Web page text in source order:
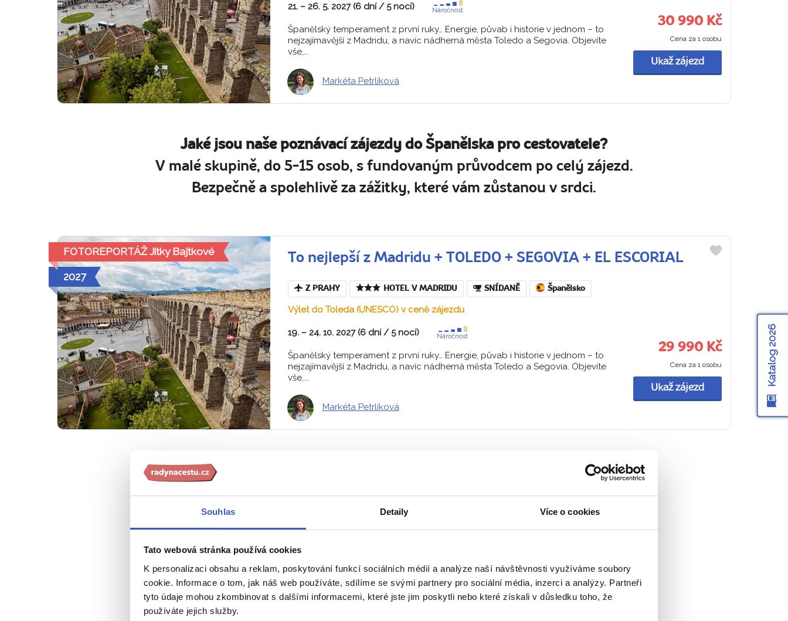
Souhlas Detaily Více o cookies
Tato webová stránka používá cookies
K personalizaci obsahu a reklam, poskytování funkcí sociálních médií a analýze naší návštěvnosti využíváme soubory
cookie. Informace o tom, jak náš web používáte, sdílíme se svými partnery pro sociální média, inzerci a analýzy. Partneři
tyto údaje mohou zkombinovat s dalšími informacemi, které jste jim poskytli nebo které získali v důsledku toho, že
používáte jejich služby.
21. – 26. 5. 2027 (6 dní / 5 nocí) Náročnost
Španělský temperament z první ruky… Energie, půvab i historie v jednom – to
nejzajímavější z Madridu, a navíc nádherná města Toledo a Segovia. Objevíte
vše,...
Markéta Petrlíková
30 990 Kč
Cena za 1 osobu
Ukaž zájezd
Jaké jsou naše poznávací zájezdy do Španělska pro cestovatele?
V malé skupině, do 5-15 osob, s fundovaným průvodcem po celý zájezd.
Bezpečně a spolehlivě za zážitky, které vám zůstanou v srdci.
FOTOREPORTÁŽ Jitky Bajtkové
2027
To nejlepší z Madridu + TOLEDO + SEGOVIA + EL ESCORIAL
Z PRAHY HOTEL V MADRIDU SNÍDANĚ Španělsko
Výlet do Toleda (UNESCO) v ceně zájezdu
19. – 24. 10. 2027 (6 dní / 5 nocí) Náročnost
Španělský temperament z první ruky… Energie, půvab i historie v jednom – to
nejzajímavější z Madridu, a navíc nádherná města Toledo a Segovia. Objevíte
vše,...
Markéta Petrlíková
29 990 Kč
Cena za 1 osobu
Ukaž zájezd
Chcete zažít ohromení? Nad kastilskou metropolí
na žulovém útesu zůstanete beze slova. Městem
Alcázar,
velkolepá katedrála
i židovská Judería. Neváhejte! S naším průvodcem neminete žádnou z
toledských krás!
Katalog 2026